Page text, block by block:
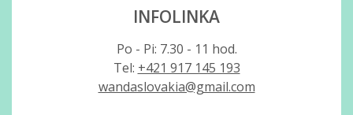
INFOLINKA
Po - Pi: 7.30 - 11 hod.
Tel: +421 917 145 193
wandaslovakia@gmail.com